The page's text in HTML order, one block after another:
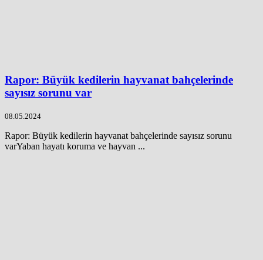
Rapor: Büyük kedilerin hayvanat bahçelerinde
sayısız sorunu var
08.05.2024
Rapor: Büyük kedilerin hayvanat bahçelerinde sayısız sorunu
varYaban hayatı koruma ve hayvan ...